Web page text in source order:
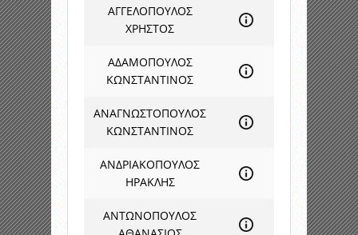
ΑΓΓΕΛΟΠΟΥΛΟΣ
ΧΡΗΣΤΟΣ
ΑΔΑΜΟΠΟΥΛΟΣ
ΚΩΝΣΤΑΝΤΙΝΟΣ
ΑΝΑΓΝΩΣΤΟΠΟΥΛΟΣ
ΚΩΝΣΤΑΝΤΙΝΟΣ
ΑΝΔΡΙΑΚΟΠΟΥΛΟΣ
ΗΡΑΚΛΗΣ
ΑΝΤΩΝΟΠΟΥΛΟΣ